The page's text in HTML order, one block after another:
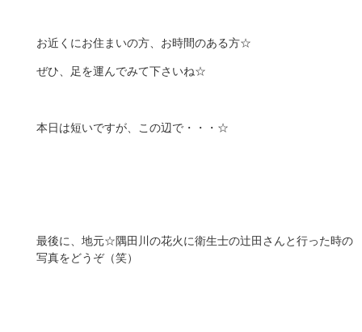
お近くにお住まいの方、お時間のある方☆
ぜひ、足を運んでみて下さいね☆
本日は短いですが、この辺で・・・☆
最後に、地元☆隅田川の花火に衛生士の辻田さんと行った時の
写真をどうぞ（笑）